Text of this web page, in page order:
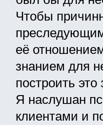
Чтобы
её
знанием для
построить это
Я наслушан
клиентами и